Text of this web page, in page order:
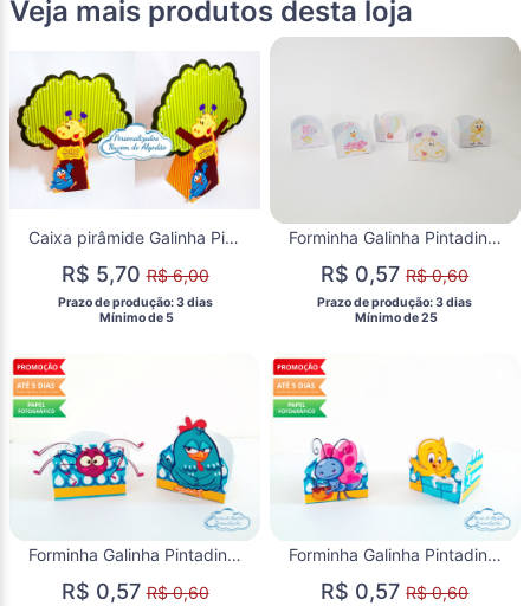
Veja mais produtos desta loja
Caixa pirâmide Galinha Pintadinha
R$ 5,70R$ 6,00
Prazo de produção: 3 dias
  Mínimo de 5
Forminha Galinha Pintadinha rosa
R$ 0,57R$ 0,60
Prazo de produção: 3 dias
  Mínimo de 25
Forminha Galinha Pintadinha Aranha
R$ 0,57R$ 0,60
Forminha Galinha Pintadinha Borboleta e Pintinho
R$ 0,57R$ 0,60